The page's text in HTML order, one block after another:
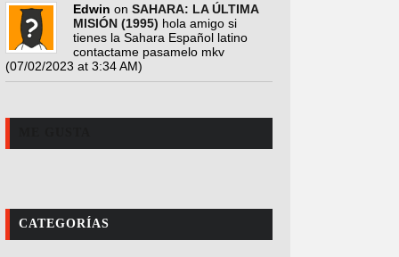
Edwin on SAHARA: LA ÚLTIMA
MISIÓN (1995) hola amigo si
tienes la Sahara Español latino
contactame pasamelo mkv
(07/02/2023 at 3:34 AM)
CATEGORÍAS